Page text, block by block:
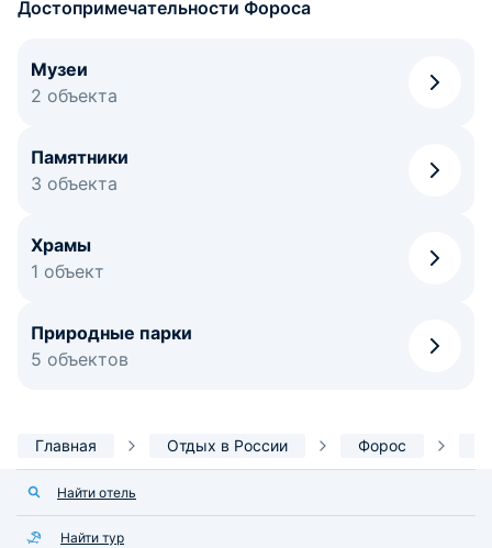
Достопримечательности Фороса
Музеи
2 объекта
Памятники
3 объекта
Храмы
1 объект
Природные парки
5 объектов
Главная Отдых в России Форос
Найти отель
Найти тур